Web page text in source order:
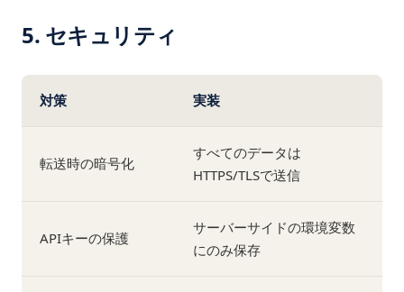
5. セキュリティ
対策 実装
転送時の暗号化
すべてのデータは
HTTPS/TLSで送信
APIキーの保護
サーバーサイドの環境変数
にのみ保存